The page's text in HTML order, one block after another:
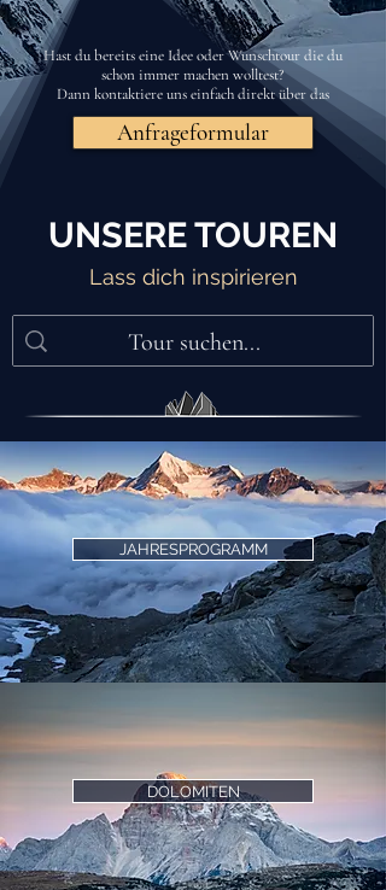
Hast du bereits eine Idee oder Wunschtour die du
schon immer machen wolltest?
Dann kontaktiere uns einfach direkt über das
Anfrageformular
UNSERE TOUREN
Lass dich inspirieren
JAHRESPROGRAMM
DOLOMITEN